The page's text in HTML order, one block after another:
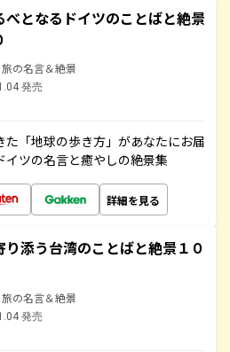
べとなるドイツのことばと絶景
旅の名言＆絶景
発売
「地球の歩き方」があなたにお届
イツの名言と癒やしの絶景集
詳細を見る
り添う台湾のことばと絶景１０
旅の名言＆絶景
発売